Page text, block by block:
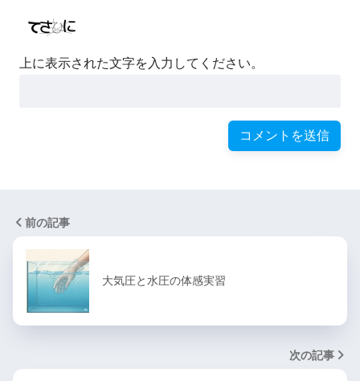
上に表示された文字を入力してください。
前の記事
大気圧と水圧の体感実習
次の記事